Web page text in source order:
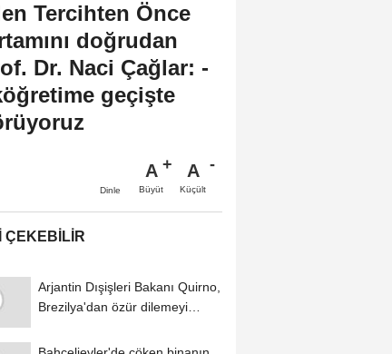
Tercihten Önce
doğrudan
Dr. Naci Çağlar: -
geçişte
Dinle
A
Büyüt
A
Küçült
ÇEKEBILIR
Arjantin Dışişleri Bakanı Quirno,
Brezilya'dan özür dilemeyi